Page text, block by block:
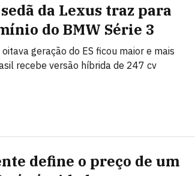
da Lexus traz para
do BMW Série 3
geração do ES ficou maior e mais
recebe versão híbrida de 247 cv
define o preço de um